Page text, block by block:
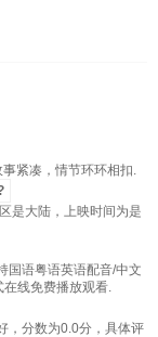
紧凑，情节环环相扣.
是大陆，上映时间为是
国语粤语英语配音/中文
线免费播放观看.
，分数为0.0分，具体评